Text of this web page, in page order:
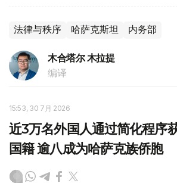
法律与秩序 哈萨克斯坦 内务部
木合塔尔 木拉提
编译
15:53, 30 7月 2026
近3万名外国人通过简化程序
国籍 逾八成为哈萨克族侨胞